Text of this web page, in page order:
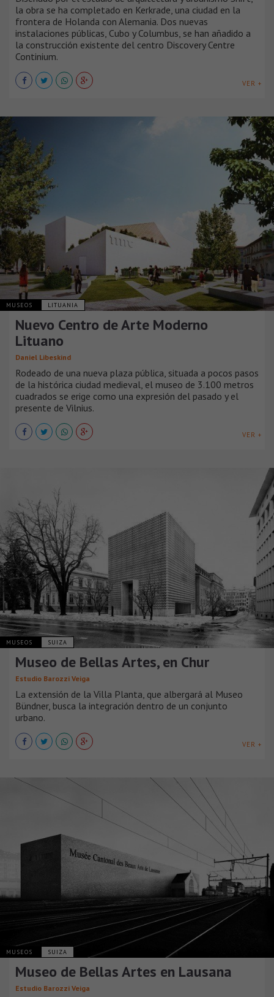
la obra se ha completado en Kerkrade, una ciudad en la
frontera de Holanda con Alemania. Dos nuevas
instalaciones públicas, Cubo y Columbus, se han añadido a
la construcción existente del centro Discovery Centre
Continium.
VER +
MUSEOS LITUANIA
Nuevo Centro de Arte Moderno
Lituano
Daniel Libeskind
Rodeado de una nueva plaza pública, situada a pocos pasos
de la histórica ciudad medieval, el museo de 3.100 metros
cuadrados se erige como una expresión del pasado y el
presente de Vilnius.
VER +
MUSEOS SUIZA
Museo de Bellas Artes, en Chur
Estudio Barozzi Veiga
La extensión de la Villa Planta, que albergará al Museo
Bündner, busca la integración dentro de un conjunto
urbano.
VER +
MUSEOS SUIZA
Museo de Bellas Artes en Lausana
Estudio Barozzi Veiga